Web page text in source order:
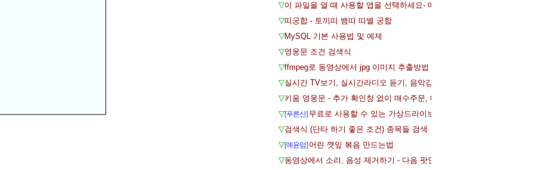
▽이 파일을 열 때 사용할 앱을 선택하세요- 메시지 없애기
▽띠궁합 - 토끼띠 뱀띠 띠별 궁합
▽MySQL 기본 사용법 및 예제
▽영웅문 조건 검색식
▽ffmpeg로 동영상에서 jpg 이미지 추출방법
▽실시간 TV보기, 실시간라디오 듣기, 음악감상
▽키움 영웅문 - 추가 확인창 없이 매수주문, 매도주문 하기
▽[푸른산] 무료로 사용할 수 있는 가상드라이브 - Gizmo Central v2.7.x
▽검색식 (단타 하기 좋은 조건) 종목들 검색
▽[예윤맘] 어린 깻잎 볶음 만드는법
▽동영상에서 소리, 음성 제거하기 - 다음 팟인코더 이용